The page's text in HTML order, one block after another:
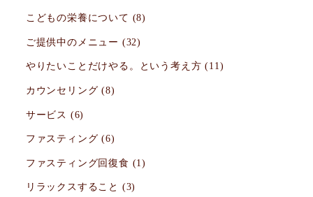
こどもの栄養について (8)
ご提供中のメニュー (32)
やりたいことだけやる。という考え方 (11)
カウンセリング (8)
サービス (6)
ファスティング (6)
ファスティング回復食 (1)
リラックスすること (3)